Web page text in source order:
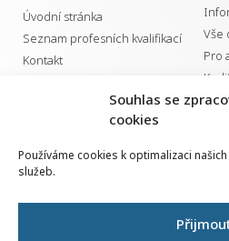
Souhlas se
cookies
Používáme cookies k optimalizaci
služeb.
Úvodní stránka
Seznam profesních kvalifikací
Kontakt
Vše
Pro
GDPR